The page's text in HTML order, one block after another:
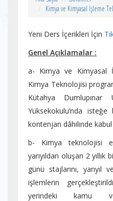
Kimya ve Kimyasal İşleme
Yeni Ders İçerikleri İçin
Genel Açıklamalar :
a- Kimya ve Kimyasal
Kimya Teknolojisi
Kütahya Dumlupınar
Yüksekokulu’nda isteğe
kontenjan dâhilinde
b- Kimya teknolojisi
yarıyıldan oluşan 2
günü stajlarını, yarıyıl
işlemlerin
yerindeki kamu